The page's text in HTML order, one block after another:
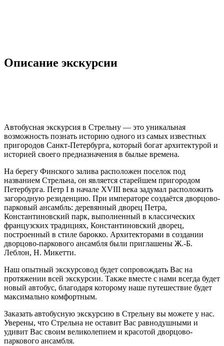
Описание экскурсии
Автобусная экскурсия в Стрельну — это уникальная
возможность познать историю одного из самых известных
пригородов Санкт-Петербурга, который богат архитектурой и
историей своего предназначения в былые времена.
На берегу Финского залива расположен поселок под
названием Стрельна, он является старейшем пригородом
Петербурга. Петр I в начале XVIII века задумал расположить
загородную резиденцию. При императоре создаётся дворцово-
парковый ансамбль: деревянный дворец Петра,
Константиновский парк, выполненный в классических
французских традициях, Константиновский дворец,
построенный в стиле барокко. Архитекторами в создании
дворцово-паркового ансамбля были приглашены Ж.-Б.
Леблон, Н. Микетти.
Наш опытный экскурсовод будет сопровождать Вас на
протяжении всей экскурсии. Также вместе с нами всегда будет
новый автобус, благодаря которому наше путешествие будет
максимально комфортным.
Заказать автобусную экскурсию в Стрельну вы можете у нас.
Уверены, что Стрельна не оставит Вас равнодушными и
удивит Вас своим великолепием и красотой дворцово-
паркового ансамбля.